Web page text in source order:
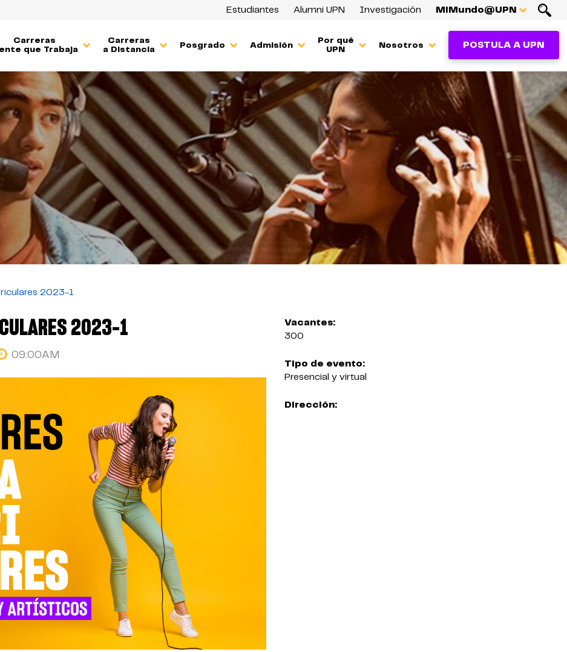
Estudiantes Alumni UPN Investigación MiMundo@UPN
Carreras
que Trabaja
Carreras
a Distancia
Posgrado Admisión
Por qué
UPN
Nosotros POSTULA A UPN
2023-1
2023-1
09:00AM
Vacantes:
300
Tipo de evento:
Presencial y virtual
Dirección: